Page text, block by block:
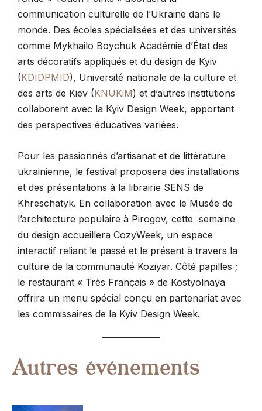
communication culturelle de l’Ukraine dans le
monde. Des écoles spécialisées et des universités
comme Mykhailo Boychuk Académie d’État des
arts décoratifs appliqués et du design de Kyiv
(KDIDPMID), Université nationale de la culture et
des arts de Kiev (KNUKіM) et d’autres institutions
collaborent avec la Kyiv Design Week, apportant
des perspectives éducatives variées.
Pour les passionnés d’artisanat et de littérature
ukrainienne, le festival proposera des installations
et des présentations à la librairie SENS de
Khreschatyk. En collaboration avec le Musée de
l’architecture populaire à Pirogov, cette semaine
du design accueillera CozyWeek, un espace
interactif reliant le passé et le présent à travers la
culture de la communauté Koziyar. Côté papilles ;
le restaurant « Très Français » de Kostyolnaya
offrira un menu spécial conçu en partenariat avec
les commissaires de la Kyiv Design Week.
Autres événements